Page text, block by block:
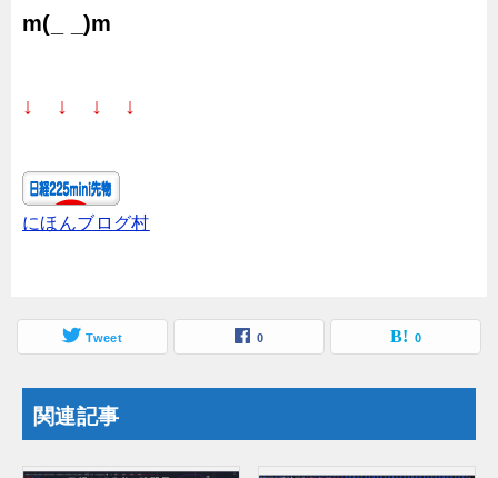
m(_ _)m
↓ ↓ ↓ ↓
にほんブログ村
Tweet 0 0
関連記事